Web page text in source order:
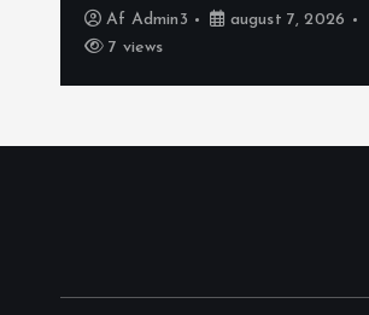
Af Admin3
august 7, 2026
7 views